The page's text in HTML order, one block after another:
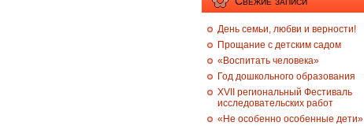
День семьи, любви и верности!
Прощание с детским садом
«Воспитать человека»
Год дошкольного образования
XVII региональный Фестиваль
исследовательских работ
«Не особенно особенные дети»